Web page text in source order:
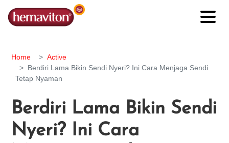
Home
Active
Berdiri Lama Bikin Sendi Nyeri? Ini Cara Menjaga Sendi
Tetap Nyaman
Berdiri Lama Bikin Sendi
Nyeri? Ini Cara